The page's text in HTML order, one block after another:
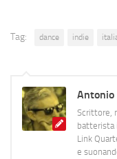
Tag: dance indie
Antonio
Scrittore,
batterista
Link
e